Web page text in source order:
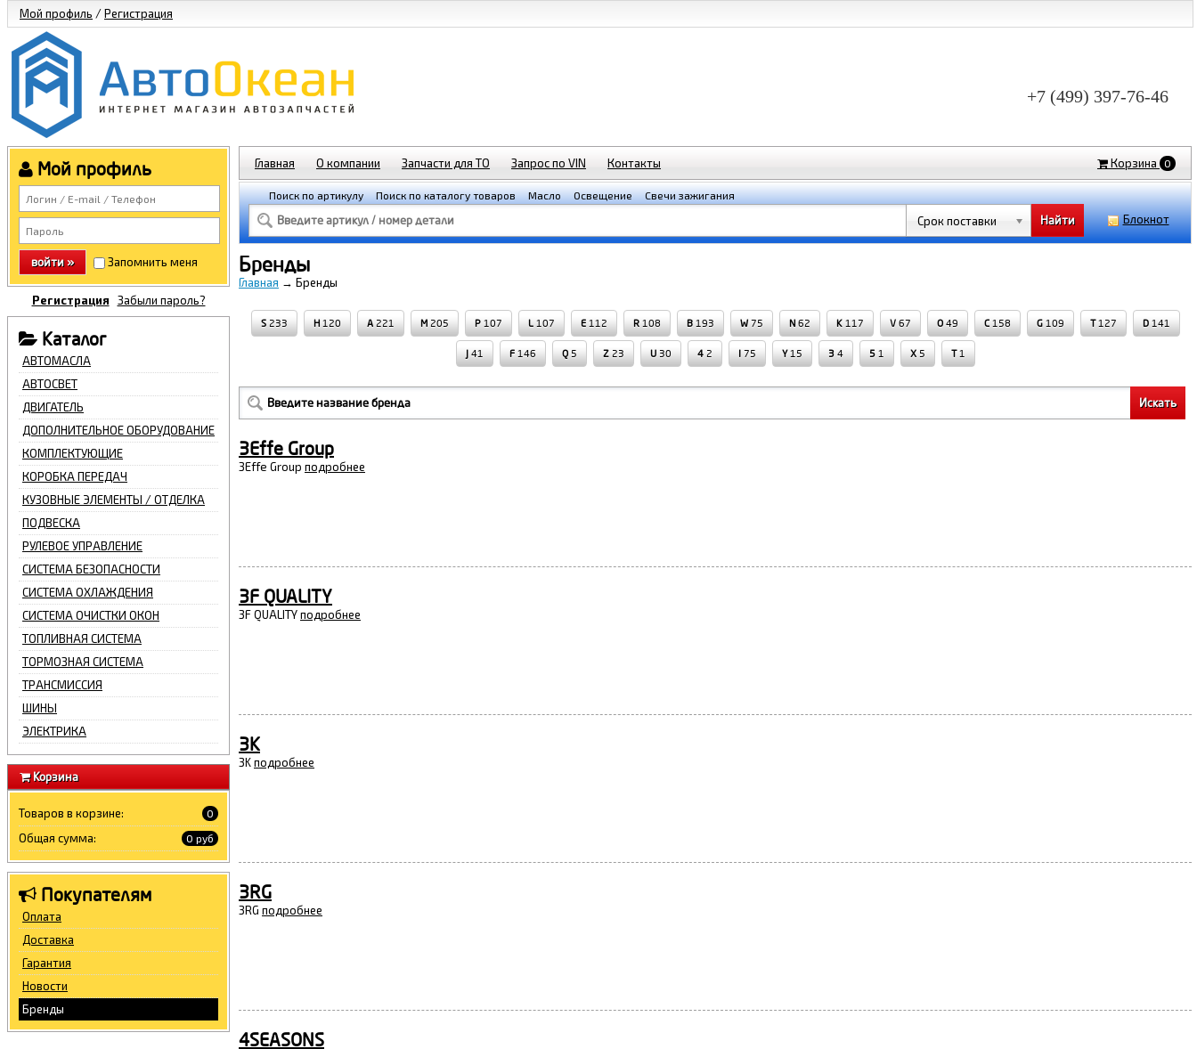
Мой профиль /Регистрация
+7 (499) 397-76-46
Мой профиль
войти » Запомнить меня
Регистрация Забыли пароль?
Каталог
АВТОМАСЛА
АВТОСВЕТ
ДВИГАТЕЛЬ
ДОПОЛНИТЕЛЬНОЕ ОБОРУДОВАНИЕ
КОМПЛЕКТУЮЩИЕ
КОРОБКА ПЕРЕДАЧ
КУЗОВНЫЕ ЭЛЕМЕНТЫ / ОТДЕЛКА
ПОДВЕСКА
РУЛЕВОЕ УПРАВЛЕНИЕ
СИСТЕМА БЕЗОПАСНОСТИ
СИСТЕМА ОХЛАЖДЕНИЯ
СИСТЕМА ОЧИСТКИ ОКОН
ТОПЛИВНАЯ СИСТЕМА
ТОРМОЗНАЯ СИСТЕМА
ТРАНСМИССИЯ
ШИНЫ
ЭЛЕКТРИКА
Корзина
Товаров в корзине: 0
Общая сумма: 0 руб
Покупателям
Оплата
Доставка
Гарантия
Новости
Бренды
Главная О компании Запчасти для ТО Запрос по VIN Контакты Корзина 0
Поиск по артикулу Поиск по каталогу товаров Масло Освещение Свечи зажигания
Срок поставки Блокнот
Бренды
Главная → Бренды
S 233 H120 A221 M 205 P 107 L 107 E 112 R 108 B 193 W 75 N62 K 117 V 67 O 49 C158 G 109 T127 D 141
J 41 F 146 Q 5 Z 23 U 30 4 2 I 75 Y15 3 4 5 1 X5 Т1
3Effe Group
3Effe Group подробнее
3F QUALITY
3F QUALITYподробнее
3K
3Kподробнее
3RG
3RG подробнее
4SEASONS